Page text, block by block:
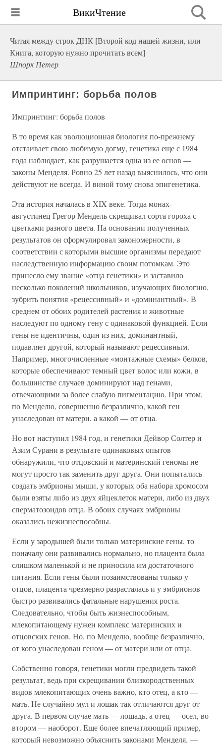
ВикиЧтение
Читая между строк ДНК [Второй код нашей жизни, или
Книга, которую нужно прочитать всем]
Шпорк Петер
Импринтинг: борьба полов
Импринтинг: борьба полов
В то время как эволюционная биология по-прежнему
отстаивает свою любимую догму, генетика еще с 1984
года наблюдает, как разрушается одна из ее основ —
законы Менделя. Ровно 25 лет назад выяснилось, что они
действуют не всегда. И виной тому снова эпигенетика.
Эта история началась в XIX веке. Тогда монах-
августинец Грегор Мендель скрещивал сорта гороха с
цветками разного цвета. На основании полученных
результатов он сформулировал закономерности, в
соответствии с которыми высшие организмы передают
наследственную информацию своим потомкам. Это
принесло ему звание «отца генетики» и заставило
несколько поколений школьников, изучающих биологию,
зубрить понятия «рецессивный» и «доминантный». В
среднем от обоих родителей растения и животные
наследуют по одному гену с одинаковой функцией. Если
гены не идентичны, один из них, доминантный,
подавляет другой, который называют рецессивным.
Например, многочисленные «монтажные схемы» белков,
которые обеспечивают темный цвет волос или кожи, в
большинстве случаев доминируют над генами,
отвечающими за более слабую пигментацию. При этом,
по Менделю, совершенно безразлично, какой ген
унаследован от матери, а какой — от отца.
Но вот наступил 1984 год, и генетики Дейвор Солтер и
Азим Сурани в результате одинаковых опытов
обнаружили, что отцовский и материнский геномы не
могут просто так заменить друг друга. Они попытались
создать эмбрионы мыши, у которых оба набора хромосом
были взяты либо из двух яйцеклеток матери, либо из двух
сперматозоидов отца. В обоих случаях эмбрионы
оказались нежизнеспособны.
Если у зародышей были только материнские гены, то
поначалу они развивались нормально, но плацента была
слишком маленькой и не приносила им достаточного
питания. Если гены были позаимствованы только у
отцов, плацента чрезмерно разрасталась и у эмбрионов
быстро развивались фатальные нарушения роста.
Следовательно, чтобы быть жизнеспособным,
млекопитающему нужен комплекс материнских и
отцовских генов. Но, по Менделю, вообще безразлично,
от кого унаследован геном — от матери или от отца.
Собственно говоря, генетики могли предвидеть такой
результат, ведь при скрещивании близкородственных
видов млекопитающих очень важно, кто отец, а кто —
мать. Не случайно мул и лошак так отличаются друг от
друга. В первом случае мать — лошадь, а отец — осел, во
втором — наоборот. Еще более впечатляющий пример,
который невозможно объяснить законами Менделя, —